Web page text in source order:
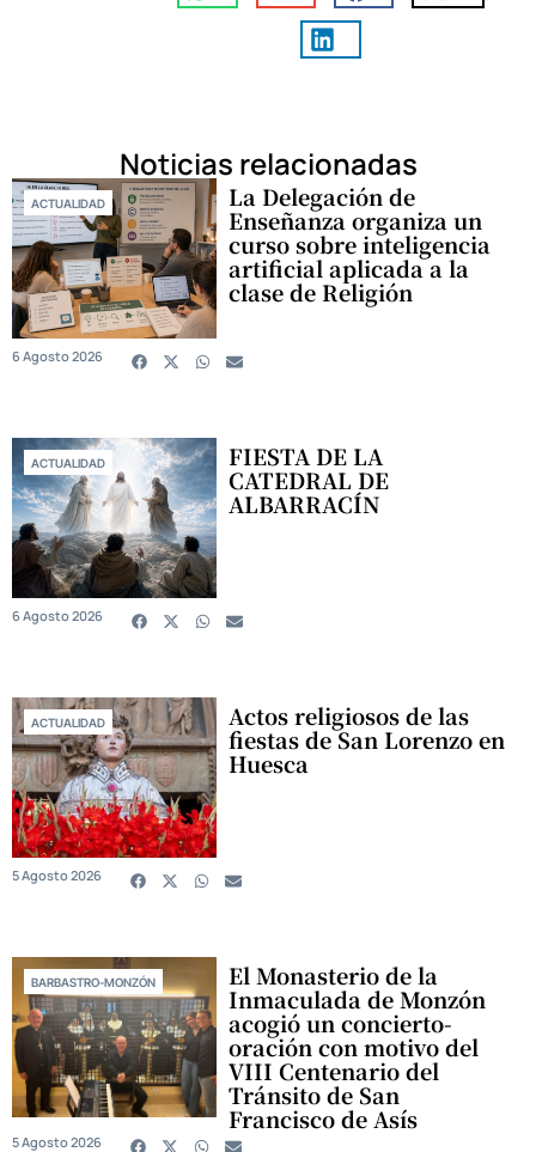
Noticias relacionadas
ACTUALIDAD La Delegación de
Enseñanza organiza un
curso sobre inteligencia
artificial aplicada a la
clase de Religión
6 Agosto 2026
ACTUALIDAD FIESTA DE LA
CATEDRAL DE
ALBARRACÍN
6 Agosto 2026
ACTUALIDAD Actos religiosos de las
fiestas de San Lorenzo en
Huesca
5 Agosto 2026
BARBASTRO-MONZÓN El Monasterio de la
Inmaculada de Monzón
acogió un concierto-
oración con motivo del
VIII Centenario del
Tránsito de San
Francisco de Asís
5 Agosto 2026